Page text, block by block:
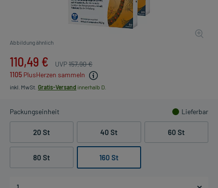
Abbildung ähnlich
110,49 € UVP157,90 €
1105 PlusHerzen sammeln
inkl. MwSt. Gratis-Versand innerhalb D.
Packungseinheit Lieferbar
20 St 40 St 60 St
80 St 160 St